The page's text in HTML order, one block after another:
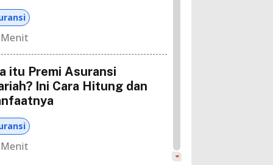
itu Premi Asuransi
Ini Cara Hitung dan